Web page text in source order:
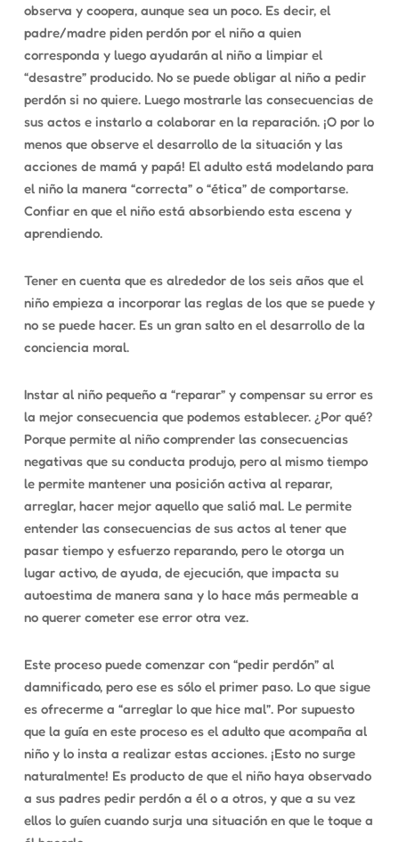
observa y coopera, aunque sea un poco. Es decir, el
padre/madre piden perdón por el niño a quien
corresponda y luego ayudarán al niño a limpiar el
“desastre” producido. No se puede obligar al niño a pedir
perdón si no quiere. Luego mostrarle las consecuencias de
sus actos e instarlo a colaborar en la reparación. ¡O por lo
menos que observe el desarrollo de la situación y las
acciones de mamá y papá! El adulto está modelando para
el niño la manera “correcta” o “ética” de comportarse.
Confiar en que el niño está absorbiendo esta escena y
aprendiendo.
Tener en cuenta que es alrededor de los seis años que el
niño empieza a incorporar las reglas de los que se puede y
no se puede hacer. Es un gran salto en el desarrollo de la
conciencia moral.
Instar al niño pequeño a “reparar” y compensar su error es
la mejor consecuencia que podemos establecer. ¿Por qué?
Porque permite al niño comprender las consecuencias
negativas que su conducta produjo, pero al mismo tiempo
le permite mantener una posición activa al reparar,
arreglar, hacer mejor aquello que salió mal. Le permite
entender las consecuencias de sus actos al tener que
pasar tiempo y esfuerzo reparando, pero le otorga un
lugar activo, de ayuda, de ejecución, que impacta su
autoestima de manera sana y lo hace más permeable a
no querer cometer ese error otra vez.
Este proceso puede comenzar con “pedir perdón” al
damnificado, pero ese es sólo el primer paso. Lo que sigue
es ofrecerme a “arreglar lo que hice mal”. Por supuesto
que la guía en este proceso es el adulto que acompaña al
niño y lo insta a realizar estas acciones. ¡Esto no surge
naturalmente! Es producto de que el niño haya observado
a sus padres pedir perdón a él o a otros, y que a su vez
ellos lo guíen cuando surja una situación en que le toque a